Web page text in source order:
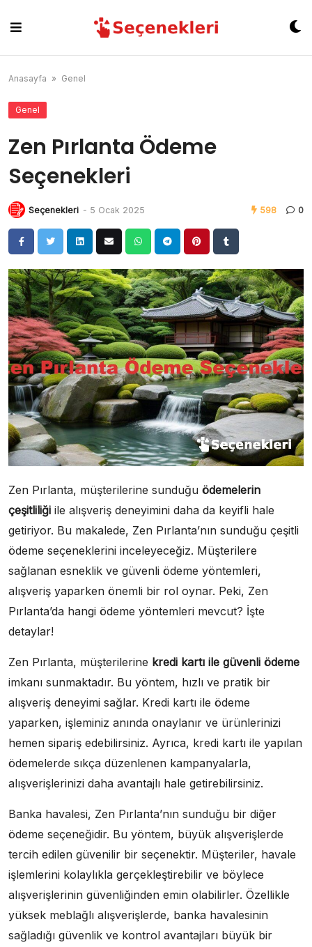
content
Anasayfa » Genel
Genel
Zen Pırlanta Ödeme
Seçenekleri
Seçenekleri - 5 Ocak 2025 598 0
Zen Pırlanta, müşterilerine sunduğu ödemelerin
çeşitliliği ile alışveriş deneyimini daha da keyifli hale
getiriyor. Bu makalede, Zen Pırlanta’nın sunduğu çeşitli
ödeme seçeneklerini inceleyeceğiz. Müşterilere
sağlanan esneklik ve güvenli ödeme yöntemleri,
alışveriş yaparken önemli bir rol oynar. Peki, Zen
Pırlanta’da hangi ödeme yöntemleri mevcut? İşte
detaylar!
Zen Pırlanta, müşterilerine kredi kartı ile güvenli ödeme
imkanı sunmaktadır. Bu yöntem, hızlı ve pratik bir
alışveriş deneyimi sağlar. Kredi kartı ile ödeme
yaparken, işleminiz anında onaylanır ve ürünlerinizi
hemen sipariş edebilirsiniz. Ayrıca, kredi kartı ile yapılan
ödemelerde sıkça düzenlenen kampanyalarla,
alışverişlerinizi daha avantajlı hale getirebilirsiniz.
Banka havalesi, Zen Pırlanta’nın sunduğu bir diğer
ödeme seçeneğidir. Bu yöntem, büyük alışverişlerde
tercih edilen güvenilir bir seçenektir. Müşteriler, havale
işlemlerini kolaylıkla gerçekleştirebilir ve böylece
alışverişlerinin güvenliğinden emin olabilirler. Özellikle
yüksek meblağlı alışverişlerde, banka havalesinin
sağladığı güvenlik ve kontrol avantajları büyük bir